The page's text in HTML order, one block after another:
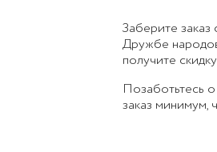
Заберите заказ
Дружбе
получите
Позаботьтесь
заказ минимум,